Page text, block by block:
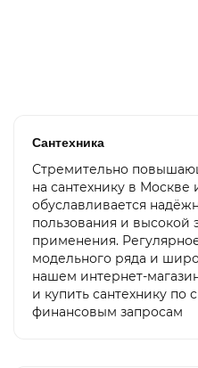
Сантехника
Стремительно
на сантехнику в
обуславливается
пользования и высокой
применения.
модельного ряда и
нашем интернет-
и купить сантехнику по
финансовым запросам